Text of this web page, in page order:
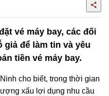
vé máy bay, các đối
để làm tin và yêu
tiền vé máy bay.
cho biết, trong thời gian
xấu lợi dụng nhu cầu